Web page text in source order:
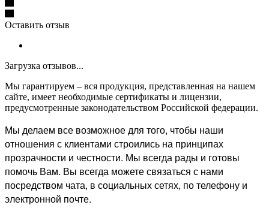
Оставить отзыв
Загрузка отзывов...
Мы гарантируем – вся продукция, представленная на нашем
сайте, имеет необходимые сертификаты и лицензии,
предусмотренные законодательством Российской федерации.
Мы делаем все возможное для того, чтобы наши
отношения с клиентами строились на принципах
прозрачности и честности. Мы всегда рады и готовы
помочь Вам. Вы всегда можете связаться с нами
посредством чата, в социальных сетях, по телефону и
электронной почте.